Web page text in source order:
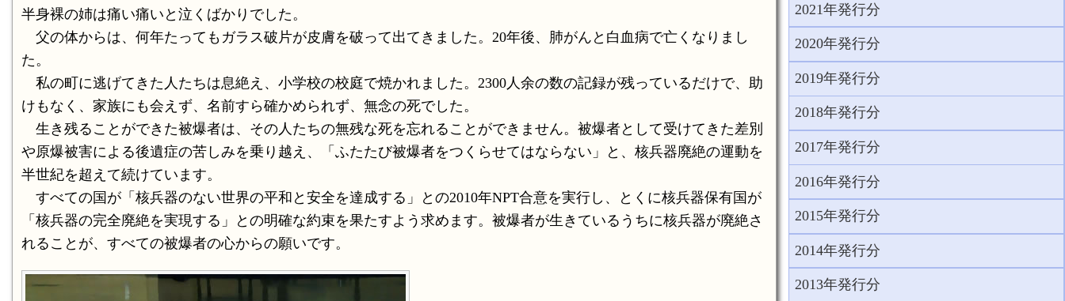
半身裸の姉は痛い痛いと泣くばかりでした。
父の体からは、何年たってもガラス破片が皮膚を破って出てきました。20年後、肺がんと白血病で亡くなりまし
た。
私の町に逃げてきた人たちは息絶え、小学校の校庭で焼かれました。2300人余の数の記録が残っているだけで、助
けもなく、家族にも会えず、名前すら確かめられず、無念の死でした。
生き残ることができた被爆者は、その人たちの無残な死を忘れることができません。被爆者として受けてきた差別
や原爆被害による後遺症の苦しみを乗り越え、「ふたたび被爆者をつくらせてはならない」と、核兵器廃絶の運動を
半世紀を超えて続けています。
すべての国が「核兵器のない世界の平和と安全を達成する」との2010年NPT合意を実行し、とくに核兵器保有国が
「核兵器の完全廃絶を実現する」との明確な約束を果たすよう求めます。被爆者が生きているうちに核兵器が廃絶さ
れることが、すべての被爆者の心からの願いです。
2021年発行分
2020年発行分
2019年発行分
2018年発行分
2017年発行分
2016年発行分
2015年発行分
2014年発行分
2013年発行分